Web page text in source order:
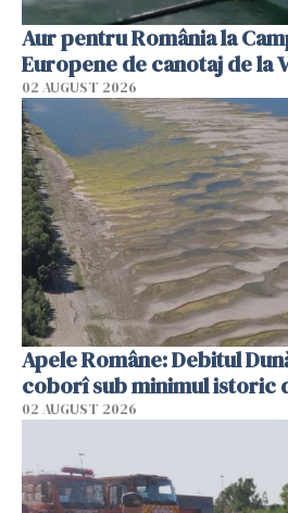
Aur pentru România la
Europene de canotaj de la
02 AUGUST 2026
Apele Române: Debitul
coborî sub minimul istoric
02 AUGUST 2026